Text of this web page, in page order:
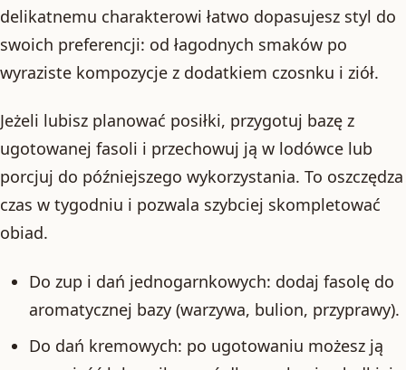
delikatnemu charakterowi łatwo dopasujesz styl do
swoich preferencji: od łagodnych smaków po
wyraziste kompozycje z dodatkiem czosnku i ziół.
Jeżeli lubisz planować posiłki, przygotuj bazę z
ugotowanej fasoli i przechowuj ją w lodówce lub
porcjuj do późniejszego wykorzystania. To oszczędza
czas w tygodniu i pozwala szybciej skompletować
obiad.
Do zup i dań jednogarnkowych: dodaj fasolę do
aromatycznej bazy (warzywa, bulion, przyprawy).
Do dań kremowych: po ugotowaniu możesz ją